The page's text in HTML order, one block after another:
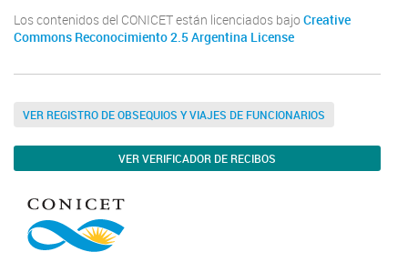
Los contenidos del CONICET están licenciados bajo Creative
Commons Reconocimiento 2.5 Argentina License
VER REGISTRO DE OBSEQUIOS Y VIAJES DE FUNCIONARIOS
VER VERIFICADOR DE RECIBOS